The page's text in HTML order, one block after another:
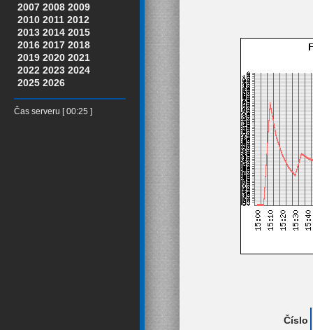
2007 2008 2009
2010 2011 2012
2013 2014 2015
2016 2017 2018
2019 2020 2021
2022 2023 2024
2025 2026
Čas serveru [ 00:25 ]
Číslo